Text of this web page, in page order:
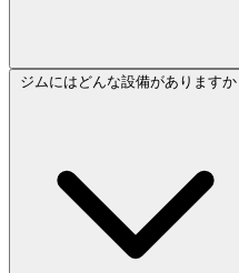
向島駅から徒歩7分とアク
く、車の場合は約7台分の
ジムにはどんな設備がありますか